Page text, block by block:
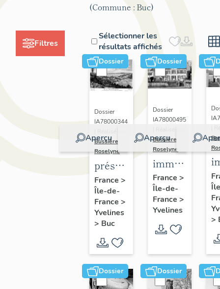
Filtres
(Commune : Buc)
Sélectionner les
résultats affichés
Dossier
Aperçu
Dossier
IA78000344
Bussière
Roselyne
présentation
de la
commune
de Buc
France >
Île-de-
France >
Yvelines
> Buc
Dossier
Aperçu
Dossier
IA78000495
Bussière
Roselyne
immeubles,
maisons,
fermes
France >
Île-de-
France >
Yvelines
>
Dossier Dossier